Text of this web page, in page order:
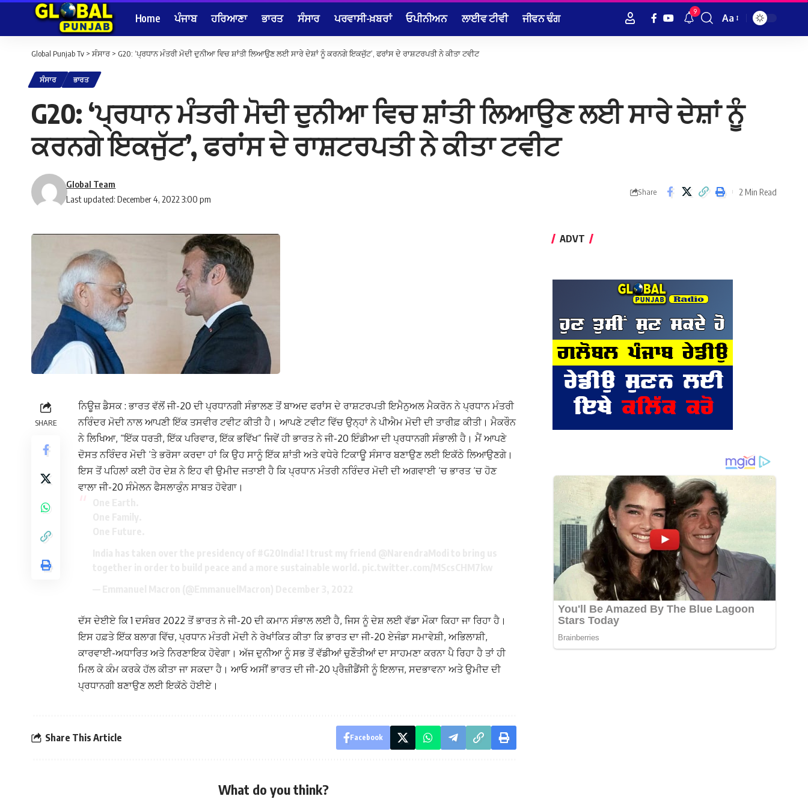
Home ਪੰਜਾਬ ਹਰਿਆਣਾ ਭਾਰਤ ਸੰਸਾਰ ਪਰਵਾਸੀ-ਖ਼ਬਰਾਂ ਓਪੀਨੀਅਨ ਲਾਈਵ ਟੀਵੀ ਜੀਵਨ ਢੰਗ 9
Font
Aa
Global Punjab Tv > ਸੰਸਾਰ> G20: ‘ਪ੍ਰਧਾਨ ਮੰਤਰੀ ਮੋਦੀ ਦੁਨੀਆ ਵਿਚ ਸ਼ਾਂਤੀ ਲਿਆਉਣ ਲਈ ਸਾਰੇ ਦੇਸ਼ਾਂ ਨੂੰ ਕਰਨਗੇ ਇਕਜੁੱਟ’, ਫਰਾਂਸ ਦੇ ਰਾਸ਼ਟਰਪਤੀ ਨੇ ਕੀਤਾ ਟਵੀਟ
ਸੰਸਾਰ ਭਾਰਤ
G20: ‘ਪ੍ਰਧਾਨ ਮੰਤਰੀ ਮੋਦੀ ਦੁਨੀਆ ਵਿਚ ਸ਼ਾਂਤੀ ਲਿਆਉਣ ਲਈ ਸਾਰੇ ਦੇਸ਼ਾਂ ਨੂੰ
ਕਰਨਗੇ ਇਕਜੁੱਟ’, ਫਰਾਂਸ ਦੇ ਰਾਸ਼ਟਰਪਤੀ ਨੇ ਕੀਤਾ ਟਵੀਟ
Last updated: December 4, 2022 3:00 pm
Global Team
Share 2 Min Read
SHARE
ਨਿਊਜ਼ ਡੈਸਕ : ਭਾਰਤ ਵੱਲੋਂ ਜੀ-20 ਦੀ ਪ੍ਰਧਾਨਗੀ ਸੰਭਾਲਣ ਤੋਂ ਬਾਅਦ ਫਰਾਂਸ ਦੇ ਰਾਸ਼ਟਰਪਤੀ ਇਮੈਨੁਅਲ ਮੈਕਰੋਨ ਨੇ ਪ੍ਰਧਾਨ ਮੰਤਰੀ
ਨਰਿੰਦਰ ਮੋਦੀ ਨਾਲ ਆਪਣੀ ਇੱਕ ਤਸਵੀਰ ਟਵੀਟ ਕੀਤੀ ਹੈ। ਆਪਣੇ ਟਵੀਟ ਵਿੱਚ ਉਨ੍ਹਾਂ ਨੇ ਪੀਐਮ ਮੋਦੀ ਦੀ ਤਾਰੀਫ਼ ਕੀਤੀ। ਮੈਕਰੌਨ
ਨੇ ਲਿਖਿਆ, “ਇੱਕ ਧਰਤੀ, ਇੱਕ ਪਰਿਵਾਰ, ਇੱਕ ਭਵਿੱਖ” ਜਿਵੇਂ ਹੀ ਭਾਰਤ ਨੇ ਜੀ-20 ਇੰਡੀਆ ਦੀ ਪ੍ਰਧਾਨਗੀ ਸੰਭਾਲੀ ਹੈ। ਮੈਂ ਆਪਣੇ
ਦੋਸਤ ਨਰਿੰਦਰ ਮੋਦੀ ‘ਤੇ ਭਰੋਸਾ ਕਰਦਾ ਹਾਂ ਕਿ ਉਹ ਸਾਨੂੰ ਇੱਕ ਸ਼ਾਂਤੀ ਅਤੇ ਵਧੇਰੇ ਟਿਕਾਊ ਸੰਸਾਰ ਬਣਾਉਣ ਲਈ ਇਕੱਠੇ ਲਿਆਉਣਗੇ।
ਇਸ ਤੋਂ ਪਹਿਲਾਂ ਕਈ ਹੋਰ ਦੇਸ਼ ਨੇ ਇਹ ਵੀ ਉਮੀਦ ਜਤਾਈ ਹੈ ਕਿ ਪ੍ਰਧਾਨ ਮੰਤਰੀ ਨਰਿੰਦਰ ਮੋਦੀ ਦੀ ਅਗਵਾਈ ‘ਚ ਭਾਰਤ ‘ਚ ਹੋਣ
ਵਾਲਾ ਜੀ-20 ਸੰਮੇਲਨ ਫੈਸਲਾਕੁੰਨ ਸਾਬਤ ਹੋਵੇਗਾ।
ਦੱਸ ਦੇਈਏ ਕਿ 1 ਦਸੰਬਰ 2022 ਤੋਂ ਭਾਰਤ ਨੇ ਜੀ-20 ਦੀ ਕਮਾਨ ਸੰਭਾਲ ਲਈ ਹੈ, ਜਿਸ ਨੂੰ ਦੇਸ਼ ਲਈ ਵੱਡਾ ਮੌਕਾ ਕਿਹਾ ਜਾ ਰਿਹਾ ਹੈ।
ਇਸ ਹਫ਼ਤੇ ਇੱਕ ਬਲਾਗ ਵਿੱਚ, ਪ੍ਰਧਾਨ ਮੰਤਰੀ ਮੋਦੀ ਨੇ ਰੇਖਾਂਕਿਤ ਕੀਤਾ ਕਿ ਭਾਰਤ ਦਾ ਜੀ-20 ਏਜੰਡਾ ਸਮਾਵੇਸ਼ੀ, ਅਭਿਲਾਸ਼ੀ,
ਕਾਰਵਾਈ-ਅਧਾਰਿਤ ਅਤੇ ਨਿਰਣਾਇਕ ਹੋਵੇਗਾ। ਅੱਜ ਦੁਨੀਆ ਨੂੰ ਸਭ ਤੋਂ ਵੱਡੀਆਂ ਚੁਣੌਤੀਆਂ ਦਾ ਸਾਹਮਣਾ ਕਰਨਾ ਪੈ ਰਿਹਾ ਹੈ ਤਾਂ ਹੀ
ਮਿਲ ਕੇ ਕੰਮ ਕਰਕੇ ਹੱਲ ਕੀਤਾ ਜਾ ਸਕਦਾ ਹੈ। ਆਓ ਅਸੀਂ ਭਾਰਤ ਦੀ ਜੀ-20 ਪ੍ਰੈਜ਼ੀਡੈਂਸੀ ਨੂੰ ਇਲਾਜ, ਸਦਭਾਵਨਾ ਅਤੇ ਉਮੀਦ ਦੀ
ਪ੍ਰਧਾਨਗੀ ਬਣਾਉਣ ਲਈ ਇਕੱਠੇ ਹੋਈਏ।
Share This Article Facebook
What do you think?
ADVT